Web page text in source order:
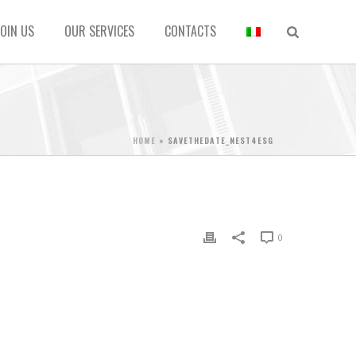
US OUR SERVICES CONTACTS
HOME » SAVETHEDATE_NEST4ESG
0